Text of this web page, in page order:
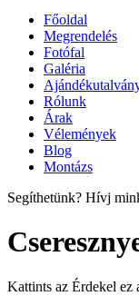
Főoldal
Megrendelés
Fotófal
Galéria
Rólunk
Árak
Vélemények
Blog
Montázs
Segíthetünk? Hívj
Kattints az Érdekel ez